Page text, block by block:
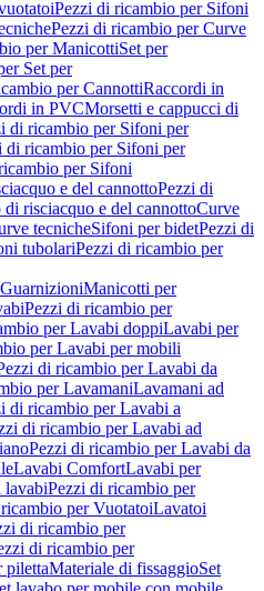
Pezzi di ricambio per Sifoni
Pezzi di ricambio per Curve
per ManicottiSet per
Set per
per CannottiRaccordi in
in PVCMorsetti e cappucci di
di ricambio per Sifoni per
di ricambio per Sifoni per
per Sifoni
e del cannottoPezzi di
risciacquo e del cannottoCurve
tecnicheSifoni per bidetPezzi di
tubolariPezzi di ricambio per
GuarnizioniManicotti per
Pezzi di ricambio per
per Lavabi doppiLavabi per
per Lavabi per mobili
di ricambio per Lavabi da
per LavamaniLavamani ad
di ricambio per Lavabi a
di ricambio per Lavabi ad
Pezzi di ricambio per Lavabi da
Lavabi ComfortLavabi per
Pezzi di ricambio per
per VuotatoiLavatoi
di ricambio per
di ricambio per
pilettaMateriale di fissaggioSet